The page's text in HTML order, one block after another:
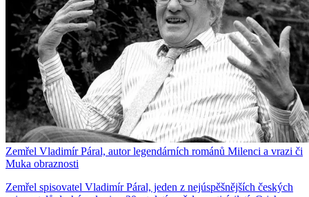
Zemřel Vladimír Páral, autor legendárních románů Milenci a vrazi či
Muka obraznosti
Zemřel spisovatel Vladimír Páral, jeden z nejúspěšnějších českých